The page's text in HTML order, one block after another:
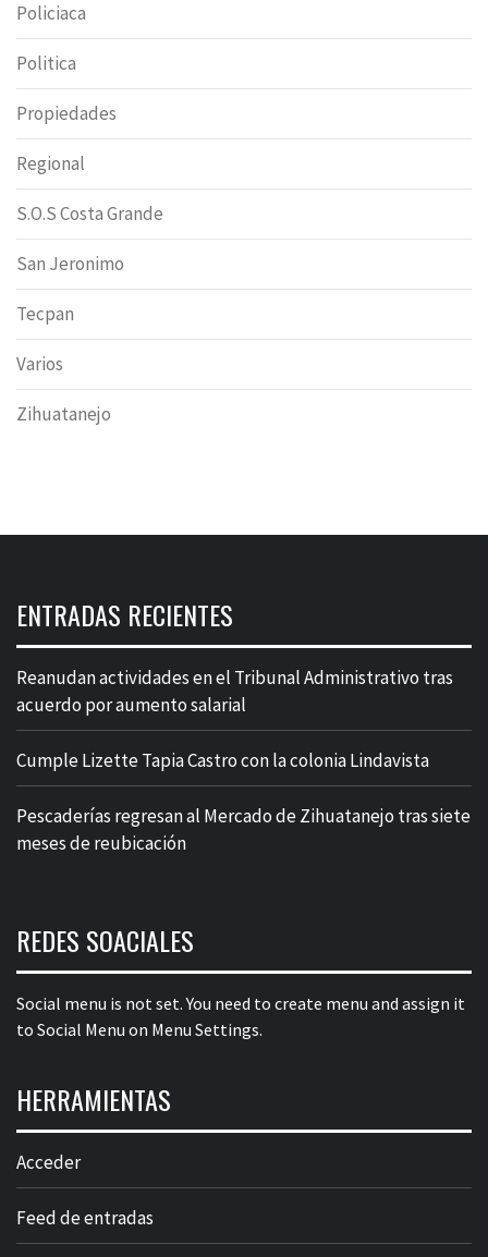
Policiaca
Politica
Propiedades
Regional
S.O.S Costa Grande
San Jeronimo
Tecpan
Varios
Zihuatanejo
ENTRADAS RECIENTES
Reanudan actividades en el Tribunal Administrativo tras
acuerdo por aumento salarial
Cumple Lizette Tapia Castro con la colonia Lindavista
Pescaderías regresan al Mercado de Zihuatanejo tras siete
meses de reubicación
REDES SOACIALES
Social menu is not set. You need to create menu and assign it
to Social Menu on Menu Settings.
HERRAMIENTAS
Acceder
Feed de entradas